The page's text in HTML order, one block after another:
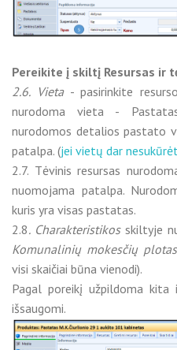
Pereikite į skiltį Resursas ir
2.6. Vieta- pasirinkite
nurodoma vieta -
nurodomos detalios pastato
patalpa. (jei vietų dar
2.7. Tėvinis resursas
nuomojama patalpa.
kuris yra visas pastatas.
2.8. Charakteristikosskiltyje
Komunalinių mokesčių plotas
visi skaičiai būna vienodi).
Pagal poreikį užpildoma kita
išsaugomi.